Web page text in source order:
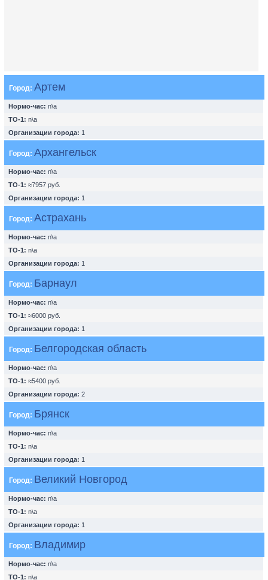
Город: Артем
Нормо-час: n\a
ТО-1: n\a
Организации города: 1
Город: Архангельск
Нормо-час: n\a
ТО-1: ≈7957 руб.
Организации города: 1
Город: Астрахань
Нормо-час: n\a
ТО-1: n\a
Организации города: 1
Город: Барнаул
Нормо-час: n\a
ТО-1: ≈6000 руб.
Организации города: 1
Город: Белгородская область
Нормо-час: n\a
ТО-1: ≈5400 руб.
Организации города: 2
Город: Брянск
Нормо-час: n\a
ТО-1: n\a
Организации города: 1
Город: Великий Новгород
Нормо-час: n\a
ТО-1: n\a
Организации города: 1
Город: Владимир
Нормо-час: n\a
ТО-1: n\a